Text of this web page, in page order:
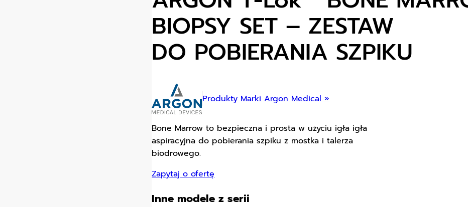
BIOPSY SET – ZESTAW
DO POBIERANIA SZPIKU
Produkty Marki Argon Medical »
Bone Marrow to bezpieczna i prosta w użyciu igła igła
aspiracyjna do pobierania szpiku z mostka i talerza
biodrowego.
Zapytaj o ofertę
Inne modele z serii